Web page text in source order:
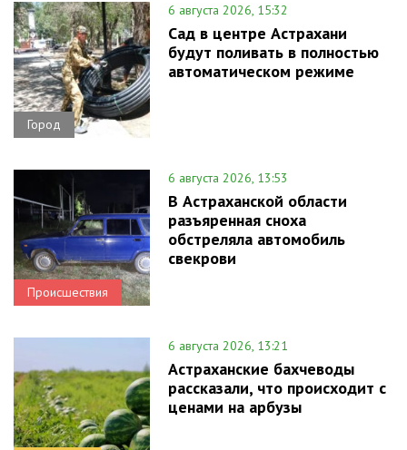
Город
6 августа 2026, 15:32
Сад в центре Астрахани
будут поливать в полностью
автоматическом режиме
Происшествия
6 августа 2026, 13:53
В Астраханской области
разъяренная сноха
обстреляла автомобиль
свекрови
6 августа 2026, 13:21
Астраханские бахчеводы
рассказали, что происходит с
ценами на арбузы